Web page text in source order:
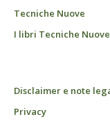
Tecniche Nuove
I libri Tecniche Nuove
Disclaimer e note
Privacy